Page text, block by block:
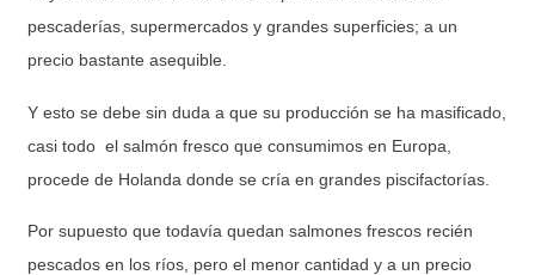
pescaderías, supermercados y grandes superficies; a un
precio bastante asequible.
Y esto se debe sin duda a que su producción se ha masificado,
casi todo el salmón fresco que consumimos en Europa,
procede de Holanda donde se cría en grandes piscifactorías.
Por supuesto que todavía quedan salmones frescos recién
pescados en los ríos, pero el menor cantidad y a un precio